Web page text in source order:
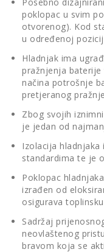
poklopac u svim
otvorenog). Kod
u određenoj
Hladnjak ima
pražnjenja
načina potrošnje
pretjeranog
Zbog svojih
je jedan od
Izolacija hladnjaka
standardima te je
Poklopac
izrađen od
osigurava
Sadržaj
neovlaštenog
bravom koja se